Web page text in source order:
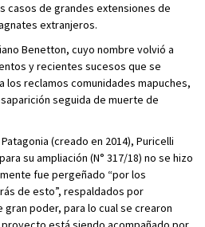
casos de grandes extensiones de
extranjeros.
Benetton, cuyo nombre volvió a
y recientes sucesos que se
los reclamos comunidades mapuches,
seguida de muerte de
(creado en 2014), Puricelli
su ampliación (N° 317/18) no se hizo
fue pergeñado “por los
de esto”, respaldados por
poder, para lo cual se crearon